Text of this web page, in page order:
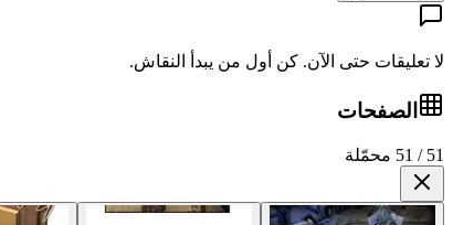
لا تعليقات حتى الآن. كن أول من يبدأ النقاش.
الصفحات
51 / 51 محمّلة